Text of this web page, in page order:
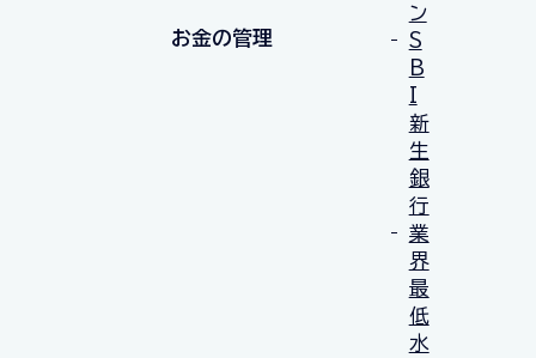
ン
お金の管理
S
B
I
新
生
銀
行
業
界
最
低
水